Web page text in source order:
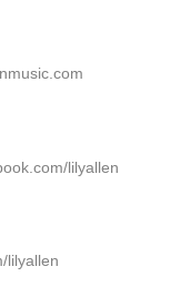
lilyallen
lilyallen